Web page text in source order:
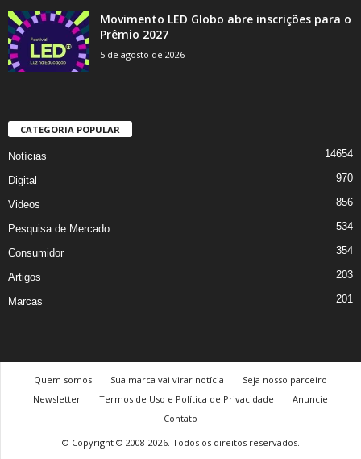
Movimento LED Globo abre inscrições para o
Prêmio 2027
5 de agosto de 2026
CATEGORIA POPULAR
Notícias 14654
Digital 970
Videos 856
Pesquisa de Mercado 534
Consumidor 354
Artigos 203
Marcas 201
Quem somos Sua marca vai virar notícia
Seja nosso parceiro
Newsletter
Termos de Uso e Política de Privacidade
Anuncie
Contato
© Copyright © 2008-2026. Todos os direitos reservados.